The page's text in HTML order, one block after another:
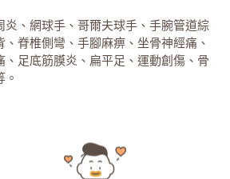
炎、網球手、哥爾夫球手、手腕管道綜
脊椎側彎、手腳麻痹、坐骨神經痛、
足底筋膜炎、扁平足、運動創傷、骨